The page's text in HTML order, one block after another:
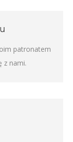
patronatem
z nami.